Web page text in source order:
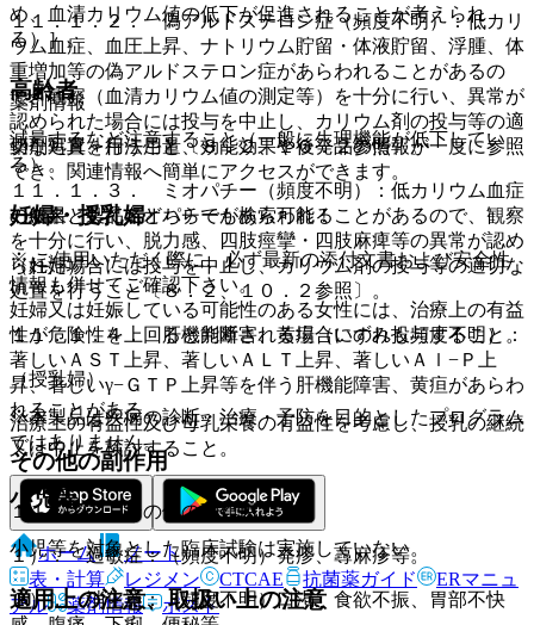
め、血清カリウム値の低下が促進されることが考えられ
る）］。
高齢者
減量するなど注意すること（一般に生理機能が低下してい
る）。
妊婦・授乳婦
（妊婦）
妊婦又は妊娠している可能性のある女性には、治療上の有益
性が危険性を上回ると判断される場合にのみ投与すること。
（授乳婦）
治療上の有益性及び母乳栄養の有益性を考慮し、授乳の継続
又は中止を検討すること。
小児等
小児等を対象とした臨床試験は実施していない。
適用上の注意、取扱い上の注意
１１．１．２． 偽アルドステロン症（頻度不明）：低カリ
ウム血症、血圧上昇、ナトリウム貯留・体液貯留、浮腫、体
重増加等の偽アルドステロン症があらわれることがあるの
で、観察（血清カリウム値の測定等）を十分に行い、異常が
認められた場合には投与を中止し、カリウム剤の投与等の適
切な処置を行うこと〔８．２、１０．２参照〕。
１１．１．３． ミオパチー（頻度不明）：低カリウム血症
の結果としてミオパチーがあらわれることがあるので、観察
を十分に行い、脱力感、四肢痙攣・四肢麻痺等の異常が認め
られた場合には投与を中止し、カリウム剤の投与等の適切な
処置を行うこと〔８．２、１０．２参照〕。
１１．１．４． 肝機能障害、黄疸（いずれも頻度不明）：
著しいＡＳＴ上昇、著しいＡＬＴ上昇、著しいＡｌ−Ｐ上
昇、著しいγ−ＧＴＰ上昇等を伴う肝機能障害、黄疸があらわ
れることがある。
その他の副作用
１１．２． その他の副作用
１）． 過敏症：（頻度不明）発疹、蕁麻疹等。
２）． 消化器：（頻度不明）口渇、食欲不振、胃部不快
薬剤情報
薬剤写真、用法用量、効能効果や後発品の情報が一度に参照
でき、関連情報へ簡単にアクセスができます。
一般名、製品名どちらでも検索可能！
※ ご使用いただく際に、必ず最新の添付文書および安全性
情報も併せてご確認下さい。
※本製品は疾病の診断・治療・予防を目的としたプログラム
ではありません。
ホーム
ノート
表・計算
レジメン CTCAE 抗菌薬ガイド
ERマニュ
アル
薬剤情報 ポスト